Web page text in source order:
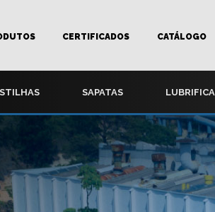
SAPATAS
CERTIFICADOS CATÁLOGO